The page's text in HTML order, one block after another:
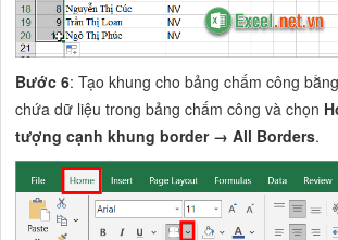
Bước 6: Tạo khung cho bảng chấm công
chứa dữ liệu trong bảng chấm công và chọn
tượng cạnh khung border → All Borders.